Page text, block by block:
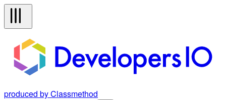
produced by Classmethod